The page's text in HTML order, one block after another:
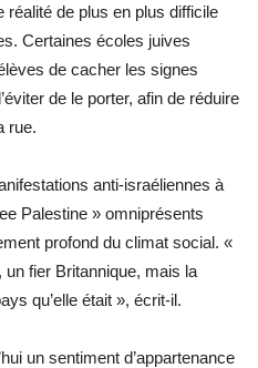
de plus en plus difficile
Certaines écoles juives
de cacher les signes
de le porter, afin de réduire
rue.
anti-israéliennes à
Palestine » omniprésents
profond du climat social. «
fier Britannique, mais la
qu’elle était », écrit-il.
un sentiment d’appartenance